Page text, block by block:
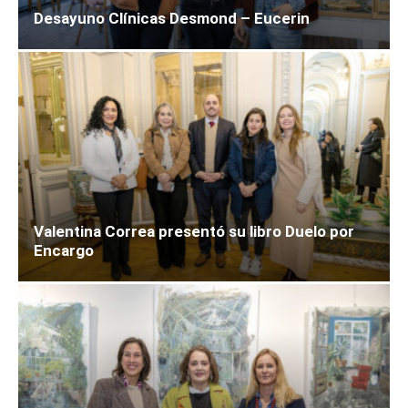
Desayuno Clínicas Desmond – Eucerin
Valentina Correa presentó su libro Duelo por
Encargo